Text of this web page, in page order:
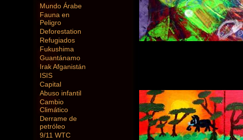
Mundo Árabe
Fauna en
Peligro
Deforestation
Refugiados
Fukushima
Guantánamo
Irak Afganistán
ISIS
Capital
Abuso infantil
Cambio
Climático
Derrame de
petróleo
9/11 WTC